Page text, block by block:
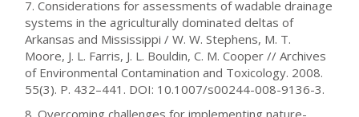
7. Considerations for assessments of wadable drainage
systems in the agriculturally dominated deltas of
Arkansas and Mississippi / W. W. Stephens, M. T.
Moore, J. L. Farris, J. L. Bouldin, C. M. Cooper // Archives
of Environmental Contamination and Toxicology. 2008.
55(3). P. 432–441. DOI: 10.1007/s00244-008-9136-3.
8. Overcoming challenges for implementing nature-